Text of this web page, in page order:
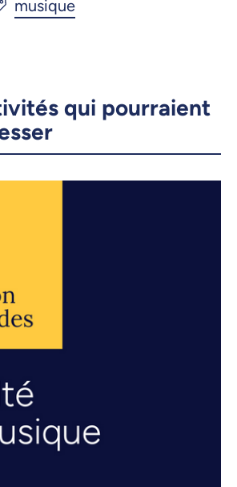
qui pourraient